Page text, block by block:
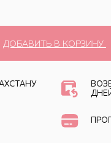
ДОБАВИТЬ В КОРЗИНУ